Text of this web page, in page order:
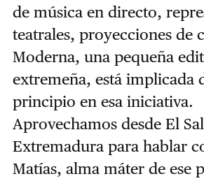
de música en directo,
teatrales, proyecciones de
Moderna, una pequeña
extremeña, está implicada
principio en esa iniciativa.
Aprovechamos desde El
Extremadura para hablar
Matías, alma máter de ese